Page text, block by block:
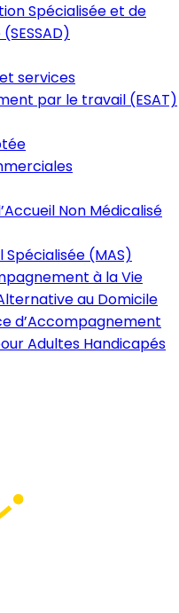
Spécialisée et de
services
par le travail (ESAT)
Non Médicalisé
Spécialisée (MAS)
à la Vie
au Domicile
d’Accompagnement
Adultes Handicapés